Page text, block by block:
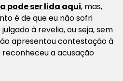
pode ser lida aqui, mas,
é de que eu não sofri
à revelia, ou seja, sem
apresentou contestação à
a acusação